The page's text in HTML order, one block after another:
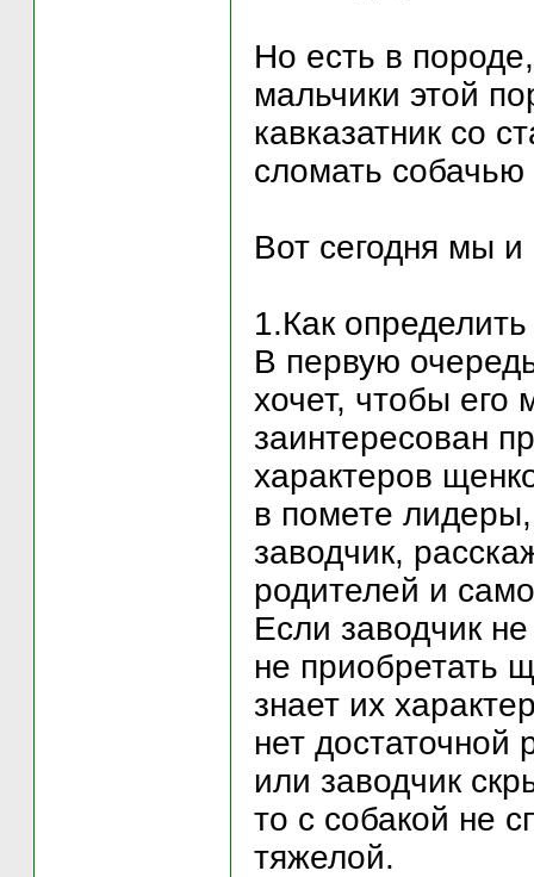
Но есть в
мальчики этой
кавказатник со
сломать
Вот сегодня мы
1.Как
В первую
хочет, чтобы
заинтересован
характеров
в помете
заводчик,
родителей и
Если заводчик
не приобретать
знает их
нет
или заводчик
то с собакой не
тяжелой.